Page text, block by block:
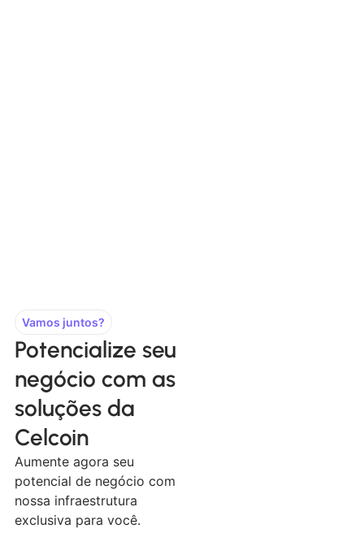
Vamos juntos?
Potencialize seu
negócio com as
soluções da
Celcoin
Aumente agora seu
potencial de negócio com
nossa infraestrutura
exclusiva para você.